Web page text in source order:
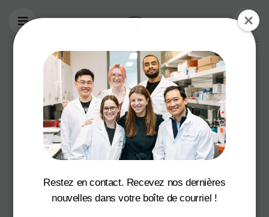
Aller au contenu principal
LES FONDATIONS
DE L’ITM ET DU
CUSM
S'UNISSENT POUR
AIDER LES
MONTRÉALAIS À
MIEUX RESPIRER
Restez en contact. Recevez nos dernières
nouvelles dans votre boîte de courriel !